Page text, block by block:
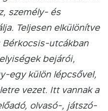
személy- és
Teljesen elkülönítve
utcákban
bejárói,
egy külön lépcsővel,
vezet. Itt vannak a
olvasó-, játszó-